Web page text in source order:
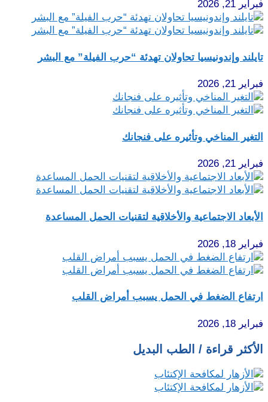
فبراير 21, 2026
تايلند وإندونيسيا تحاولان تهدئة “حرب الفيلة” مع البشر
فبراير 21, 2026
التغير المناخي وتأثيره على فنجانك
فبراير 21, 2026
الأبعاد الاجتماعية والأخلاقية لتقنيات الحمل المساعدة
فبراير 18, 2026
ارتفاع الضغط في الحمل يسبب أمراض القلب
فبراير 18, 2026
الأكثر قراءة / الطب البديل